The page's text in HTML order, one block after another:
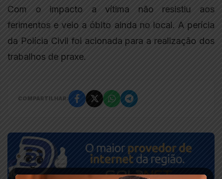
Com o impacto a vítima não resistiu aos
ferimentos e veio a óbito ainda no local. A perícia
da Polícia Civil foi acionada para a realização dos
trabalhos de praxe.
COMPARTILHAR: